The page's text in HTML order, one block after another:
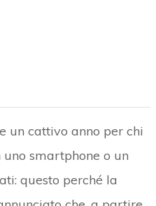
un cattivo anno per chi
smartphone o un
questo perché la